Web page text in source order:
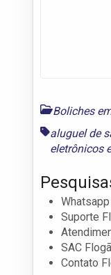
Boliches
aluguel de
eletrônicos
Suporte
SAC
Contato